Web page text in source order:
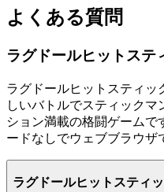
よくある質問
ラグドールヒットステ
ラグドールヒットスティッ
しいバトルでスティックマ
ション満載の格闘ゲームで
ードなしでウェブブラウザ
ラグドールヒットスティ